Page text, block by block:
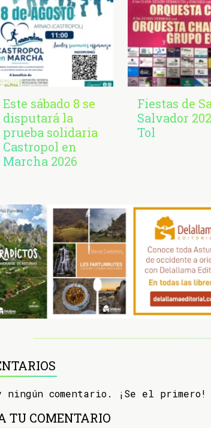
Este sábado 8 se
disputará la
prueba solidaria
Castropol en
Marcha 2026
Fiestas de
Salvador
Tol
ningún comentario. ¡Se el primero!
TU COMENTARIO